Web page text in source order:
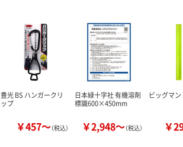
豊光 BS ハンガークリ
ップ
￥457～（税込）
日本緑十字社 有機溶剤
標識600×450mm
￥2,948～（税込）
ビッグマ
￥